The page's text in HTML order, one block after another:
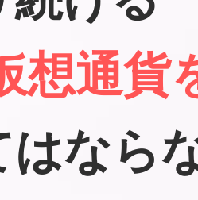
想通貨
はなら